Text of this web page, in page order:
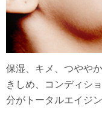
保湿、キメ、つやや
きしめ、コンディシ
分がトータルエイジ